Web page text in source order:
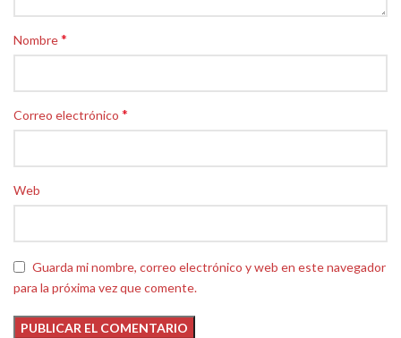
Nombre*
Correo electrónico *
Web
Guarda mi nombre, correo electrónico y web en este navegador
para la próxima vez que comente.